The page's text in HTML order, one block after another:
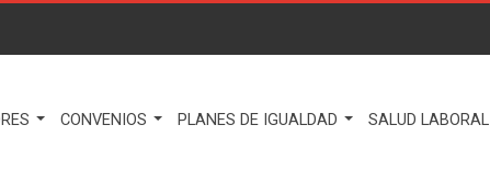
CONVENIOS PLANES DE IGUALDAD SALUD LABORAL